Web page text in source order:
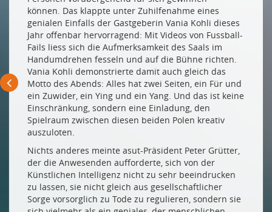
Ökologischer & wirtschaftlicher Nutzen mit
industriellen Smart Services
DATENNUTZUNG IN DER GEBÄUDEANIMATION
Über den Tellerrand hinausgeschaut
DATEN IN DER MOBILITÄT
Weniger allein
ICT-NETZWORKINGPARTY 2024
The Best of Both Worlds
Drucken
Impressum
können. Das klappte unter Zuhilfenahme eines
genialen Einfalls der Gastgeberin Vania Kohli dieses
Jahr offenbar hervorragend: Mit Videos von Fussball-
Fails liess sich die Aufmerksamkeit des Saals im
Handumdrehen fesseln und auf die Bühne richten.
Vania Kohli demonstrierte damit auch gleich das
Motto des Abends: Alles hat zwei Seiten, ein Für und
ein Zuwider, ein Ying und ein Yang. Und das ist keine
Einschränkung, sondern eine Einladung, den
Spielraum zwischen diesen beiden Polen kreativ
auszuloten.
Nichts anderes meinte asut-Präsident Peter Grütter,
der die Anwesenden aufforderte, sich von der
Künstlichen Intelligenz nicht zu sehr beeindrucken
zu lassen, sie nicht gleich aus gesellschaftlicher
Sorge vorsorglich zu Tode zu regulieren, sondern sie